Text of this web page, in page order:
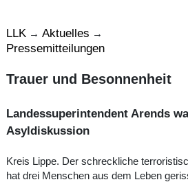
LLK → Aktuelles →
Pressemitteilungen
Trauer und Besonnenheit
Landessuperintendent Arends
Asyldiskussion
Kreis Lippe. Der schreckliche
hat drei Menschen aus dem Leben